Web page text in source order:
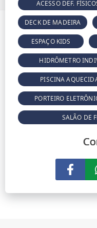
ACESSO DEF.
DECK DE MADEIRA
ESPAÇO KIDS
HIDRÔMETRO
PISCINA
PORTEIRO
SALÃO DE